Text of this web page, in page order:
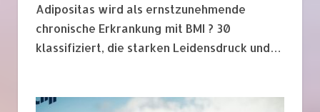
Adipositas wird als ernstzunehmende
chronische Erkrankung mit BMI ? 30
klassifiziert, die starken Leidensdruck und…